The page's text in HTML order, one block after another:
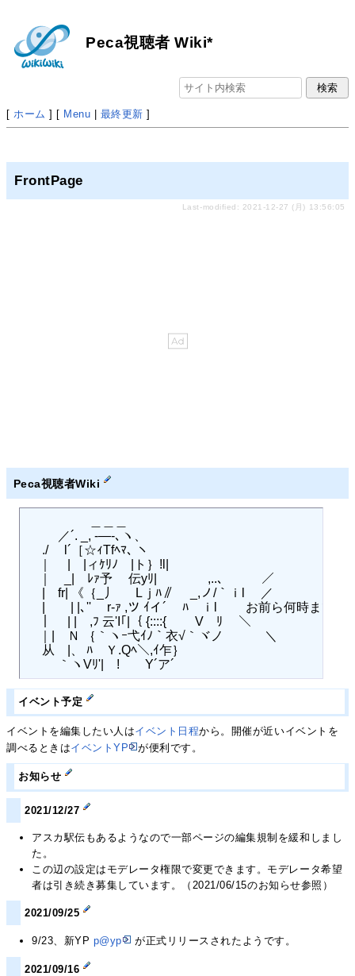
Peca視聴者 Wiki*
[ ホーム ] [ Menu | 最終更新 ]
FrontPage
Last-modified: 2021-12-27 (月) 13:56:05
Peca視聴者Wiki
／´. _, -―-､ヽ、
./　 l´［☆ｨTfﾍﾏ､ ヽ
｜　 |　|ィｹﾘﾉ　|ト｝!l|
｜　_|　ﾚｧ予　 伝yﾘ|　　　　,..、 　　 ／
|　fr| 《｛_丿 　 Lｊﾊ∥　 _,ノ/｀ｉl 　／
|　ゞ| |､''　 r-ｧ ,ツ ｲイ´　 ﾊ　ｉl 　　お前ら何時まで
｜　 | |　,ﾌ 云'I｢|｛ {::::{　　 V　ﾘ 　＼
｜|　Ｎ ｛｀ヽｰ弋ｲﾉ｀衣√｀ヾノ 　　　＼
从　|、 ﾊ　Ｙ.Qﾍ＼,ｲ乍｝
イベント予定
イベントを編集したい人はイベント日程から。開催が近いイベントを
調べるときはイベントYP が便利です。
お知らせ
2021/12/27
アスカ駅伝もあるようなので一部ページの編集規制を緩和しまし
た。
この辺の設定はモデレータ権限で変更できます。モデレータ希望
者は引き続き募集しています。（2021/06/15のお知らせ参照）
2021/09/25
9/23、新YP p@yp が正式リリースされたようです。
2021/09/16